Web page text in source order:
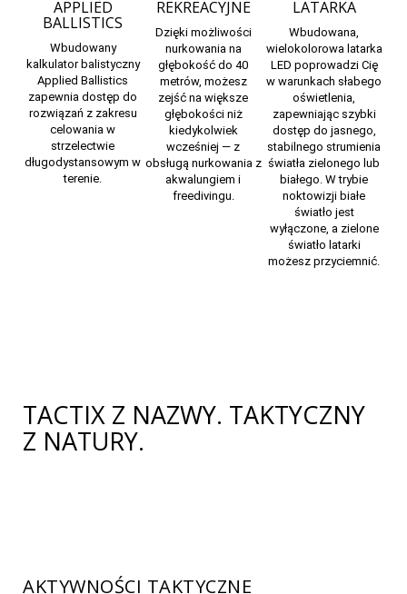
APPLIED
BALLISTICS
Wbudowany
kalkulator balistyczny
Applied Ballistics
zapewnia dostęp do
rozwiązań z zakresu
celowania w
strzelectwie
długodystansowym w
terenie.
REKREACYJNE
Dzięki możliwości
nurkowania na
głębokość do 40
metrów, możesz
zejść na większe
głębokości niż
kiedykolwiek
wcześniej — z
obsługą nurkowania z
akwalungiem i
freedivingu.
LATARKA
Wbudowana,
wielokolorowa latarka
LED poprowadzi Cię
w warunkach słabego
oświetlenia,
zapewniając szybki
dostęp do jasnego,
stabilnego strumienia
światła zielonego lub
białego. W trybie
noktowizji białe
światło jest
wyłączone, a zielone
światło latarki
możesz przyciemnić.
TACTIX Z NAZWY. TAKTYCZNY
Z NATURY.
AKTYWNOŚCI TAKTYCZNE